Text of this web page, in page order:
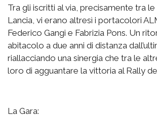
Tra gli iscritti al via, precisamente tra
Lancia, vi erano altresì i portacolori
Federico Gangi e Fabrizia Pons. Un
abitacolo a due anni di distanza
riallacciando una sinergia che tra le
loro di agguantare la vittoria al Rally
La Gara: